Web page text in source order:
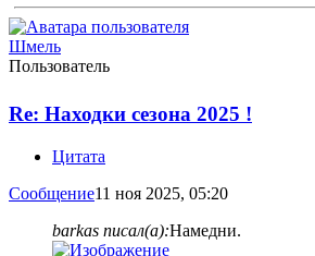
Шмель
Пользователь
Re: Находки сезона 2025 !
Цитата
Сообщение11 ноя 2025, 05:20
barkas писал(а):Намедни.